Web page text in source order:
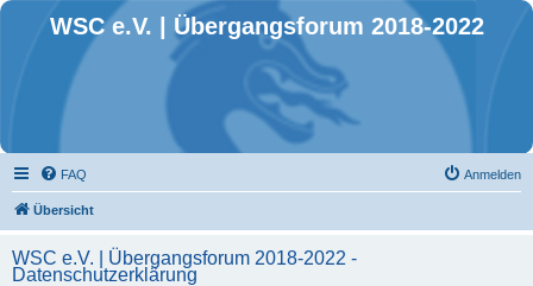
WSC e.V. | Übergangsforum 2018-2022
FAQ Anmelden
Übersicht
WSC e.V. | Übergangsforum 2018-2022 -
Datenschutzerklärung